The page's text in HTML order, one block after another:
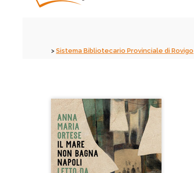
Sistema Bibliotecario Provinciale di Rovigo